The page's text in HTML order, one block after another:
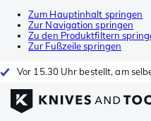
Zum Hauptinhalt springen
Zur Navigation springen
Zu den Produktfiltern
Zur Fußzeile springen
Vor 15.30 Uhr bestellt, am